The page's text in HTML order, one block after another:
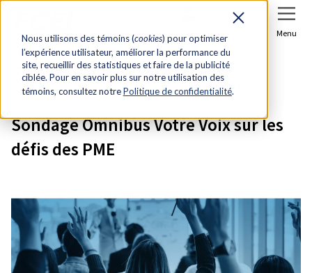
Nous utilisons des témoins (cookies) pour optimiser
l’expérience utilisateur, améliorer la performance du
site, recueillir des statistiques et faire de la publicité
ciblée. Pour en savoir plus sur notre utilisation des
témoins, consultez notrePolitique de confidentialité.
Se connecter Menu
Accueil
Recherche et analyse économique
Sondage Omnibus Votre Voix sur les défis des PME
Sondage Omnibus Votre Voix sur les
défis des PME